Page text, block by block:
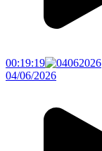
00:19:19
04/06/2026